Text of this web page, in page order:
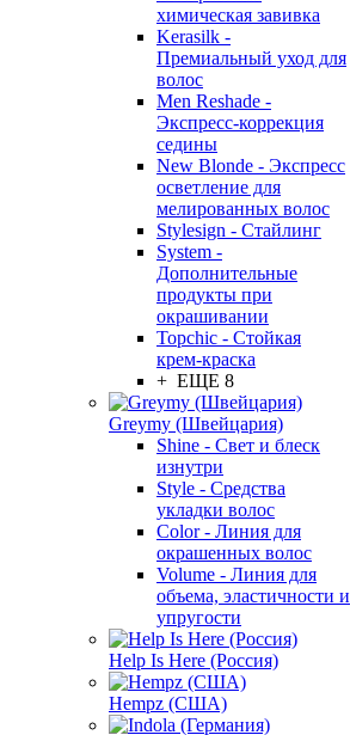
химическая завивка
Kerasilk -
Премиальный уход для
волос
Men Reshade -
Экспресс-коррекция
седины
New Blonde - Экспресс
осветление для
мелированных волос
Stylesign - Стайлинг
System -
Дополнительные
продукты при
окрашивании
Topchic - Стойкая
крем-краска
+ ЕЩЕ 8
Greymy (Швейцария)
Shine - Свет и блеск
изнутри
Style - Средства
укладки волос
Color - Линия для
окрашенных волос
Volume - Линия для
объема, эластичности и
упругости
Help Is Here (Россия)
Hempz (США)